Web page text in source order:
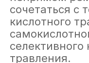
сочетаться с
кислотного
селективного
травления.